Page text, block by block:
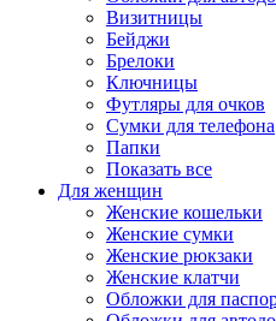
Визитницы
Бейджи
Брелоки
Ключницы
Футляры для очков
Сумки для телефона
Папки
Показать все
Для женщин
Женские кошельки
Женские сумки
Женские рюкзаки
Женские клатчи
Обложки для